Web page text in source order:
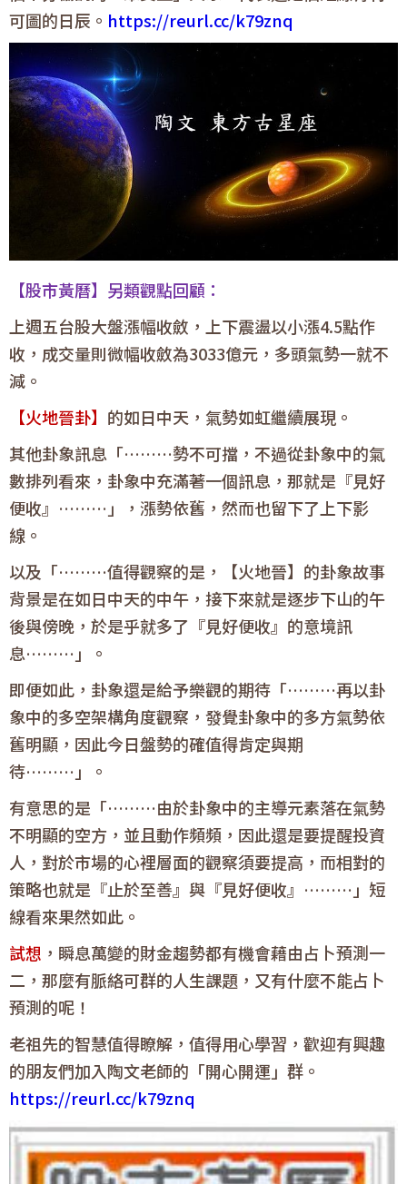
可圖的日辰。 https://reurl.cc/k79znq
【股市黃曆】另類觀點回顧：
上週五台股大盤漲幅收斂，上下震盪以小漲4.5點作
收，成交量則微幅收斂為3033億元，多頭氣勢一就不
減。
【火地晉卦】 的如日中天，氣勢如虹繼續展現。
其他卦象訊息「………勢不可擋，不過從卦象中的氣
數排列看來，卦象中充滿著一個訊息，那就是『見好
便收』………」，漲勢依舊，然而也留下了上下影
線。
以及「………值得觀察的是，【火地晉】的卦象故事
背景是在如日中天的中午，接下來就是逐步下山的午
後與傍晚，於是乎就多了『見好便收』的意境訊
息………」。
即便如此，卦象還是給予樂觀的期待「………再以卦
象中的多空架構角度觀察，發覺卦象中的多方氣勢依
舊明顯，因此今日盤勢的確值得肯定與期
待………」。
有意思的是「………由於卦象中的主導元素落在氣勢
不明顯的空方，並且動作頻頻，因此還是要提醒投資
人，對於市場的心裡層面的觀察須要提高，而相對的
策略也就是『止於至善』與『見好便收』………」短
線看來果然如此。
試想 ，瞬息萬變的財金趨勢都有機會藉由占卜預測一
二，那麼有脈絡可群的人生課題，又有什麼不能占卜
預測的呢！
老祖先的智慧值得瞭解，值得用心學習，歡迎有興趣
的朋友們加入陶文老師的「開心開運 」群。
https://reurl.cc/k79znq